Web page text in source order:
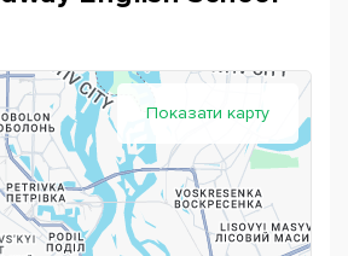
Показати карту